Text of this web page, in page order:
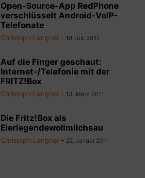
Open-Source-App RedPhone
verschlüsselt Android-VoIP-
Telefonate
Christoph Langner - 18. Juli 2012
Auf die Finger geschaut:
Internet-/Telefonie mit der
FRITZ!Box
Christoph Langner - 13. März 2011
Die Fritz!Box als
Eierlegendewollmilchsau
Christoph Langner - 22. Januar 2011